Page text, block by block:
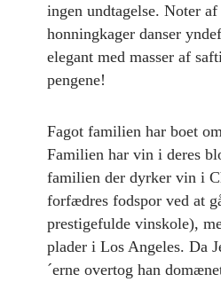
ingen undtagelse. Noter
honningkager danser
elegant med masser af
pengene!
Fagot familien har boet
Familien har vin i deres
familien der dyrker vin i
forfædres fodspor ved at
prestigefulde vinskole),
plader i Los Angeles. Da
´erne overtog han